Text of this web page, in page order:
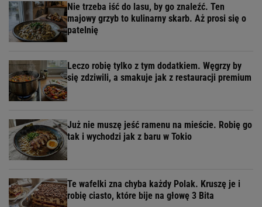
Nie trzeba iść do lasu, by go znaleźć. Ten
majowy grzyb to kulinarny skarb. Aż prosi się o
patelnię
Leczo robię tylko z tym dodatkiem. Węgrzy by
się zdziwili, a smakuje jak z restauracji premium
Już nie muszę jeść ramenu na mieście. Robię go
tak i wychodzi jak z baru w Tokio
Te wafelki zna chyba każdy Polak. Kruszę je i
robię ciasto, które bije na głowę 3 Bita